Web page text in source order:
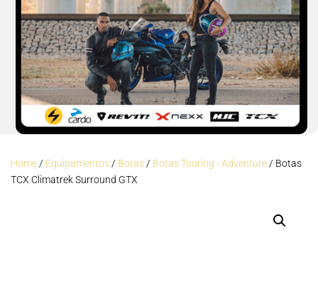
Home/ Equipamentos/ Botas/ Botas Touring - Adventure/ Botas
TCX Climatrek Surround GTX